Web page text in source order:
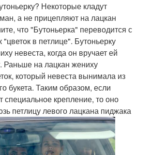
Некоторые кладут
а не прицепляют на лацкан
что "Бутоньерка" переводится с
"цветок в петлице". Бутоньерку
невеста, когда он вручает ей
Раньше на лацкан жениху
который невеста вынимала из
букета. Таким образом, если
специальное крепление, то оно
петлицу левого лацкана пиджака